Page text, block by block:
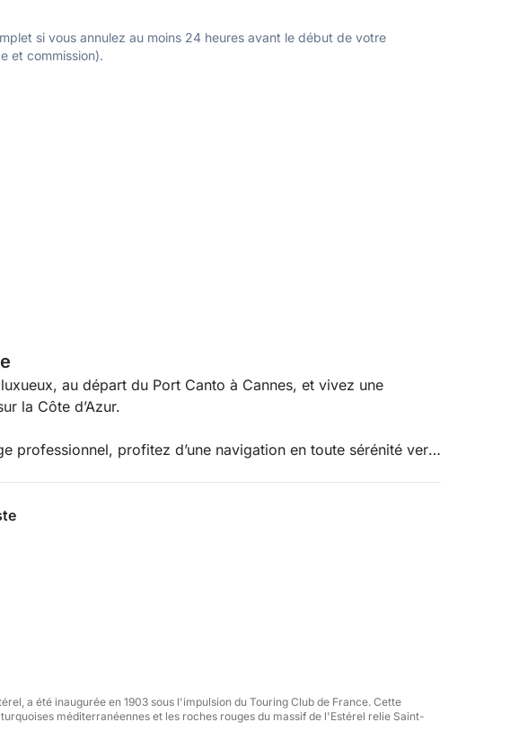
si vous annulez au moins 24 heures avant le début de votre
et commission).
au départ du Port Canto à Cannes, et vivez une
la Côte d’Azur.
professionnel, profitez d’une navigation en toute sérénité vers
: eaux turquoise, criques sauvages et destinations
le Pershing X5 offre un confort haut de gamme avec de
(hôtesse incluse)
a été inaugurée en 1903 sous l'impulsion du Touring Club de France. Cette
méditerranéennes et les roches rouges du massif de l'Estérel relie Saint-